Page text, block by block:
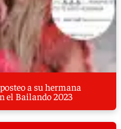
a su hermana
el Bailando 2023